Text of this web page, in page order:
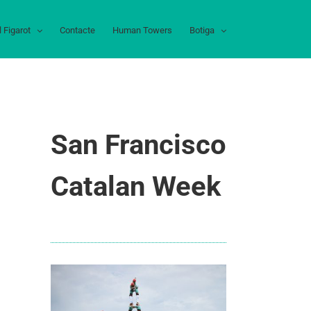
Figarot Contacte Human Towers Botiga
San Francisco
Catalan Week